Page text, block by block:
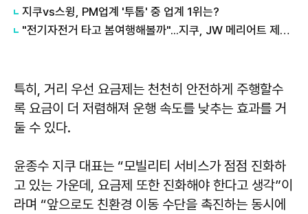
지쿠vs스윙, PM업계 '투톱' 중 업계 1위는?
"전기자전거 타고 봄여행해볼까"...지쿠, JW 메리어트 제주와 파트너십 체결
특히, 거리 우선 요금제는 천천히 안전하게 주행할수
록 요금이 더 저렴해져 운행 속도를 낮추는 효과를 거
둘 수 있다.
윤종수 지쿠 대표는 “모빌리티 서비스가 점점 진화하
고 있는 가운데, 요금제 또한 진화해야 한다고 생각”이
라며 “앞으로도 친환경 이동 수단을 촉진하는 동시에